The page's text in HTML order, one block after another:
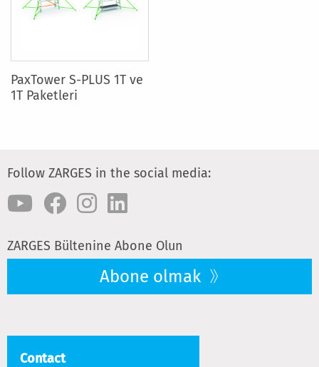
PaxTower S-PLUS 1T ve
1T Paketleri
Follow ZARGES in the social media:
ZARGES Bültenine Abone Olun
Abone olmak
Contact